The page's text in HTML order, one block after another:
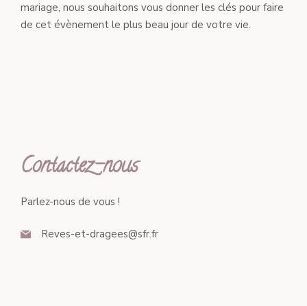
mariage, nous souhaitons vous donner les clés pour faire
de cet évènement le plus beau jour de votre vie.
Contactez-nous
Parlez-nous de vous !
Reves-et-dragees@sfr.fr